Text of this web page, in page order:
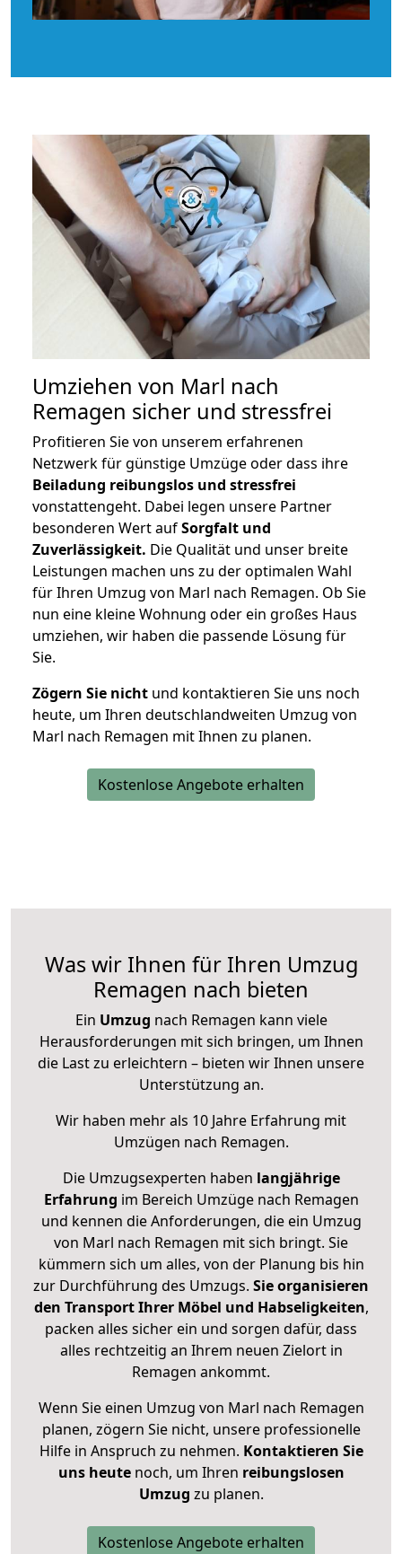
Umziehen von Marl nach
Remagen sicher und stressfrei
Profitieren Sie von unserem erfahrenen
Netzwerk für günstige Umzüge oder dass ihre
Beiladung reibungslos und stressfrei
vonstattengeht. Dabei legen unsere Partner
besonderen Wert aufSorgfalt und
Zuverlässigkeit. Die Qualität und unser breite
Leistungen machen uns zu der optimalen Wahl
für Ihren Umzug von Marl nach Remagen. Ob Sie
nun eine kleine Wohnung oder ein großes Haus
umziehen, wir haben die passende Lösung für
Sie.
Zögern Sie nicht und kontaktieren Sie uns noch
heute, um Ihren deutschlandweiten Umzug von
Marl nach Remagen mit Ihnen zu planen.
Kostenlose Angebote erhalten
Was wir Ihnen für Ihren Umzug
Remagen nach bieten
Ein Umzug nach Remagen kann viele
Herausforderungen mit sich bringen, um Ihnen
die Last zu erleichtern – bieten wir Ihnen unsere
Unterstützung an.
Wir haben mehr als 10 Jahre Erfahrung mit
Umzügen nach Remagen.
Die Umzugsexperten haben langjährige
Erfahrung im Bereich Umzüge nach Remagen
und kennen die Anforderungen, die ein Umzug
von Marl nach Remagen mit sich bringt. Sie
kümmern sich um alles, von der Planung bis hin
zur Durchführung des Umzugs. Sie organisieren
den Transport Ihrer Möbel und Habseligkeiten,
packen alles sicher ein und sorgen dafür, dass
alles rechtzeitig an Ihrem neuen Zielort in
Remagen ankommt.
Wenn Sie einen Umzug von Marl nach Remagen
planen, zögern Sie nicht, unsere professionelle
Hilfe in Anspruch zu nehmen. Kontaktieren Sie
uns heutenoch, um Ihren reibungslosen
Umzug zu planen.
Kostenlose Angebote erhalten